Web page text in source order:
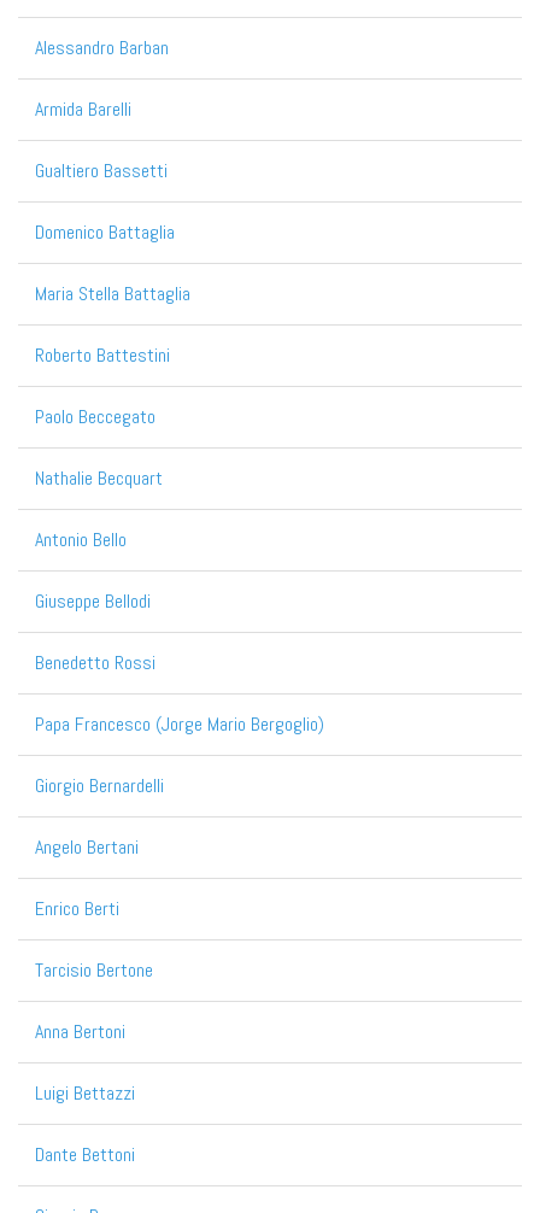
Alessandro Barban
Armida Barelli
Gualtiero Bassetti
Domenico Battaglia
Maria Stella Battaglia
Roberto Battestini
Paolo Beccegato
Nathalie Becquart
Antonio Bello
Giuseppe Bellodi
Benedetto Rossi
Papa Francesco (Jorge Mario Bergoglio)
Giorgio Bernardelli
Angelo Bertani
Enrico Berti
Tarcisio Bertone
Anna Bertoni
Luigi Bettazzi
Dante Bettoni